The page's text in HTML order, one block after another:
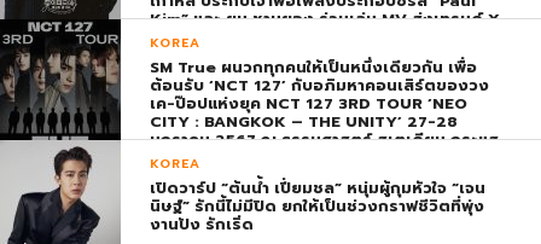
Kim” และ ยุน ชานยอง ร่วมเล่น MV ส่งเทรนด์ X
พุ่ง ติดอันดับ 1 โลก
KOREA
SM True ผนวกทุกคนให้เป็นหนึ่งเดียวกัน เพื่อ
ต้อนรับ ‘NCT 127’ กับอภิมหาคอนเสิร์ตของวง
เค-ป๊อปแห่งยุค NCT 127 3RD TOUR ‘NEO
CITY : BANGKOK – THE UNITY’ 27-28
มกราคม 2567 ณ ธรรมศาสตร์ สเตเดียม กระแส
ตอบรับยิ่งใหญ่สมการรอคอย บัตร SOLD OUT
ทุกที่นั่งทันทีที่เปิดจำหน่าย !
KOREA
เปิดวาร์ป “ต้นน้ำ เปี่ยมชล” หนุ่มผู้กุมหัวใจ “เจน
นิษฐ์” รักนี้ไม่มีปิด ยกให้เป็นช่วงกราฟชีวิตที่พุ่ง
งานปัง รักเริ่ด